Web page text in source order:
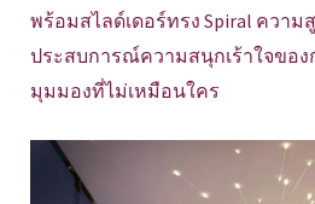
พร้อมสไลด์เดอร์ทรง Spiral ความ
ประสบการณ์ความสนุกเร้าใจขอ
มุมมองที่ไม่เหมือนใคร